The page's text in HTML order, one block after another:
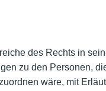
des Rechts in
zu den Personen,
wäre, mit